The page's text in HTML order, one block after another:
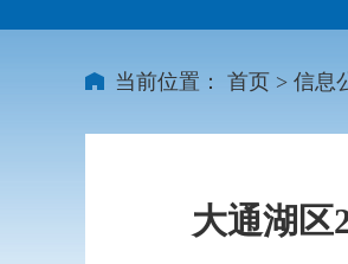
当前位置： 首页 > 信息
大通湖区